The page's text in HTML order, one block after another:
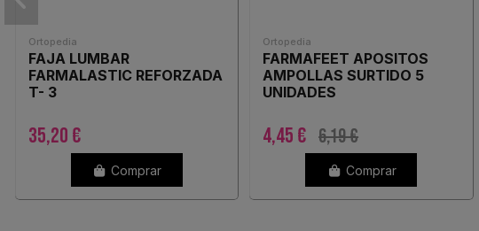
Ortopedia
FAJA LUMBAR
FARMALASTIC REFORZADA
T- 3
35,20 €
Comprar
Ortopedia
FARMAFEET APOSITOS
AMPOLLAS SURTIDO 5
UNIDADES
4,45 € 6,19 €
Comprar